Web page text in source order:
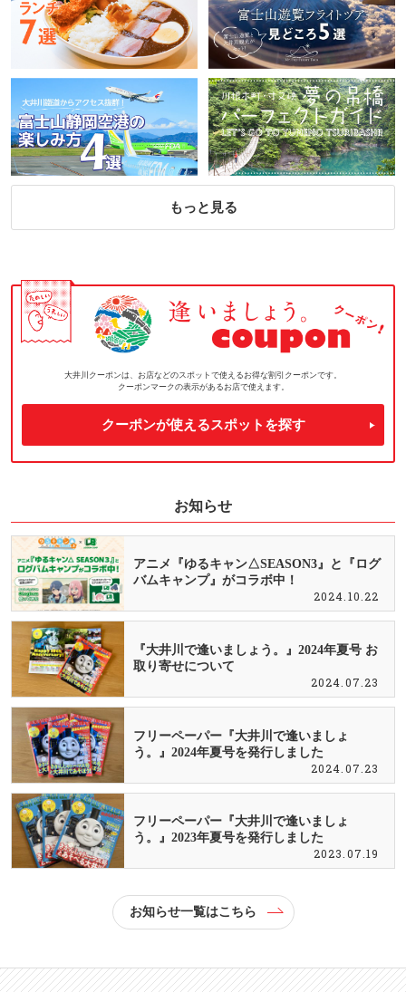
もっと見る
大井川クーポンは、お店などのスポットで使えるお得な割引クーポンです。
クーポンマークの表示があるお店で使えます。
クーポンが使えるスポットを探す
お知らせ
アニメ『ゆるキャン△SEASON3』と『ログ
バムキャンプ』がコラボ中！
2024.10.22
『大井川で逢いましょう。』2024年夏号 お
取り寄せについて
2024.07.23
フリーペーパー『大井川で逢いましょ
う。』2024年夏号を発行しました
2024.07.23
フリーペーパー『大井川で逢いましょ
う。』2023年夏号を発行しました
2023.07.19
お知らせ一覧はこちら